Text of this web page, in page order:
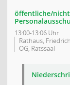
öffentliche/
13:00-13:06 Uhr
Rathaus,
OG, Ratssaal